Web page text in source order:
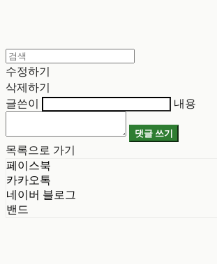
수정하기
삭제하기
글쓴이
내용
댓글 쓰기
목록으로 가기
페이스북
카카오톡
네이버 블로그
밴드